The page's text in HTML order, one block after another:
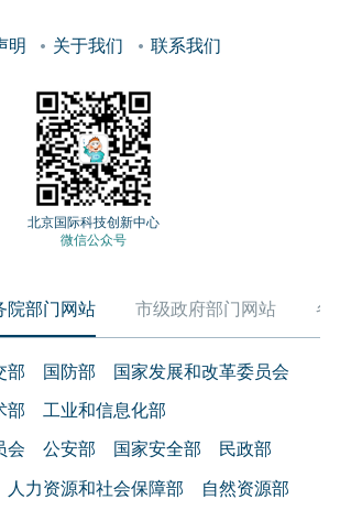
明 关于我们 联系我们
北京国际科技创新中心
微信公众号
院部门网站 市级政府部门网站 各
部 国防部 国家发展和改革委员会
部 工业和信息化部
会 公安部 国家安全部 民政部
人力资源和社会保障部 自然资源部